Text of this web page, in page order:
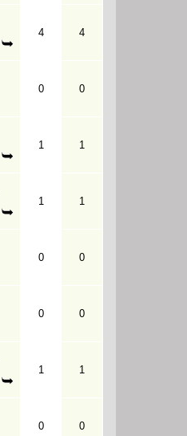
4 4
0 0
1 1
1 1
0 0
0 0
1 1
0 0